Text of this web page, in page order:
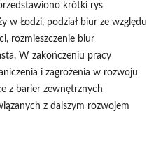
krótki rys
w Łodzi, podział biur ze względu
rozmieszczenie biur
W zakończeniu pracy
i zagrożenia w rozwoju
z barier zewnętrznych
z dalszym rozwojem